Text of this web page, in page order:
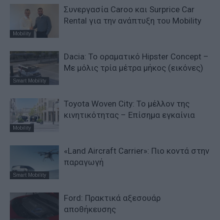
Mobility
Συνεργασία Caroo και Surprice Car
Rental για την ανάπτυξη του Mobility
Smart Mobility
Dacia: To oραματικό Hipster Concept –
Με μόλις τρία μέτρα μήκος (εικόνες)
Mobility
Toyota Woven City: Το μέλλον της
κινητικότητας – Επίσημα εγκαίνια
Smart Mobility
«Land Aircraft Carrier»: Πιο κοντά στην
παραγωγή
Ford: Πρακτικά αξεσουάρ
αποθήκευσης